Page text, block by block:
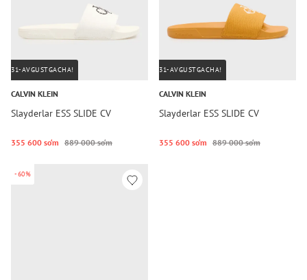
31-AVGUSTGACHA!
CALVIN KLEIN
Slayderlar ESS SLIDE CV
355 600 so‘m 889 000 so‘m
31-AVGUSTGACHA!
CALVIN KLEIN
Slayderlar ESS SLIDE CV
355 600 so‘m 889 000 so‘m
-60%